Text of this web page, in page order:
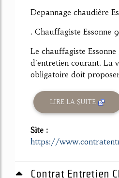
Depannage chaudière
. Chauffagiste Essonne
Le chauffagiste
d'entretien courant. La
obligatoire doit
LIRE LA SUITE
Site :
https://
Contrat Entretien